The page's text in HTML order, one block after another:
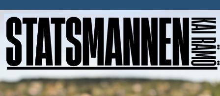
till